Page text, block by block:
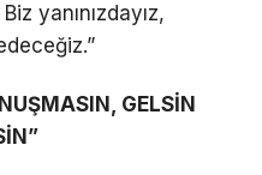
yanınızdayız,
GELSİN